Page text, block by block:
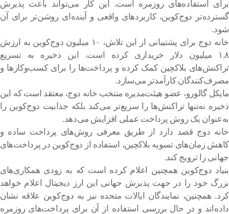
برای استفاده‌های روزمره است. این کار می‌تواند باعث پذیرش
گسترده‌تر دوج‌کوین، کاربردهای واقعی و آینده‌ای روشن‌تر برای آن
شود.
خانه دوج برای پشتیبانی از این تلاش، ۱۰ میلیون دوج‌کوین به ارزش
۱.۸ میلیون دلار خریداری کرده است. این ذخیره به تسریع
تراکنش‌های بلاکچین کمک کرده و پرداخت‌ها را برای کسب‌وکارها و
مصرف‌کنندگان کارآمدتر می‌سازد.
مایکل گالورو، عضو هیئت‌مدیره منتخب خانه دوج، معتقد است که این
ذخیره نه‌تنها تراکنش‌ها را سریع‌تر می‌کند بلکه جذابیت دوج‌کوین را
به‌عنوان یک روش پرداخت عملی افزایش می‌دهد.
خانه دوج‌ قصد دارد از طریق معرفی روش‌های پرداخت ساده و
کاهش زمان‌های تسویه بلا‌کچین، استفاده از دوج‌کوین در پرداخت‌های
جهانی را ترویج کند.
بنیاد دوج‌‌کوین همچنین اعلام کرده است که به زودی همکاری‌های
بزرگ خود را در جهت پذیرش جهانی این ارز دیجیتال اعلام خواهد
کرد. همچنین، نمایندگان ایالات متحده نیز به دوج‌کوین علاقه نشان
داده‌اند و در حال بررسی استفاده از آن برای پرداخت‌های روزمره